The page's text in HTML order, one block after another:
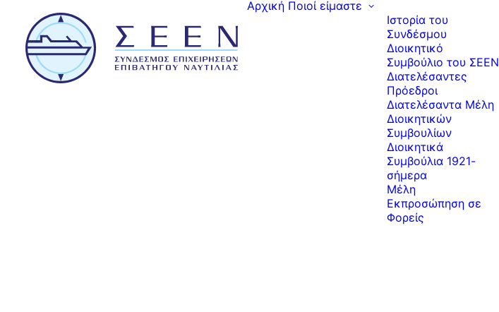
Αρχική Ποιοί είμαστε
Ιστορία του
Συνδέσμου
Διοικητικό
Συμβούλιο του ΣΕΕΝ
Διατελέσαντες
Πρόεδροι
Διατελέσαντα Μέλη
Διοικητικών
Συμβουλίων
Διοικητικά
Συμβούλια 1921-
σήμερα
Μέλη
Εκπροσώπηση σε
Φορείς